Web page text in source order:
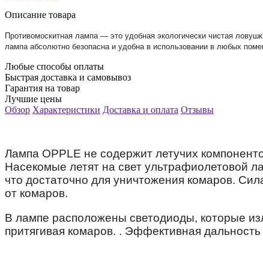
Описание товара
Противомоскитная лампа — это удобная экологически чистая
лампа абсолютно безопасна и удобна в использовании в любых
Любые способы оплаты
Быстрая доставка и самовывоз
Гарантия на товар
Лучшие цены
Обзор Характеристики Доставка и оплата Отзывы
Лампа OPPLE не содержит летучих
Насекомые летят на свет ультрафиолетовой
что достаточно для уничтожения комаров.
от комаров.
В лампе расположены светодиоды, которые
притягивая комаров. . Эффективная